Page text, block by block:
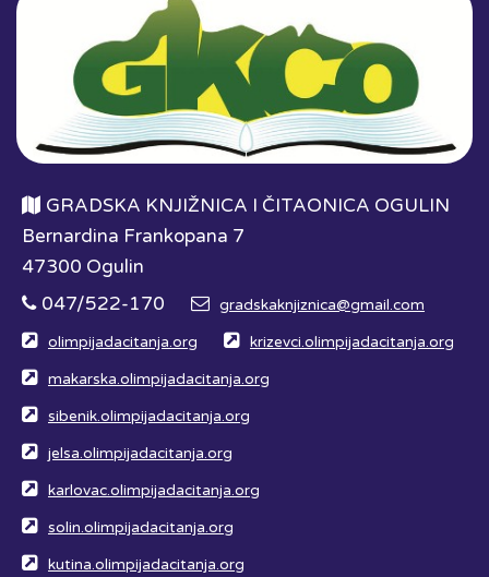
GRADSKA KNJIŽNICA I ČITAONICA OGULIN
Bernardina Frankopana 7
47300 Ogulin
047/522-170
gradskaknjiznica@gmail.com
olimpijadacitanja.org krizevci.olimpijadacitanja.org
makarska.olimpijadacitanja.org
sibenik.olimpijadacitanja.org
jelsa.olimpijadacitanja.org
karlovac.olimpijadacitanja.org
solin.olimpijadacitanja.org
kutina.olimpijadacitanja.org